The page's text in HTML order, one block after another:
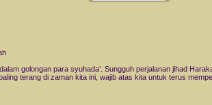
golongan para syuhada’. Sungguh perjalanan jihad
terang di zaman kita ini, wajib atas kita untuk terus